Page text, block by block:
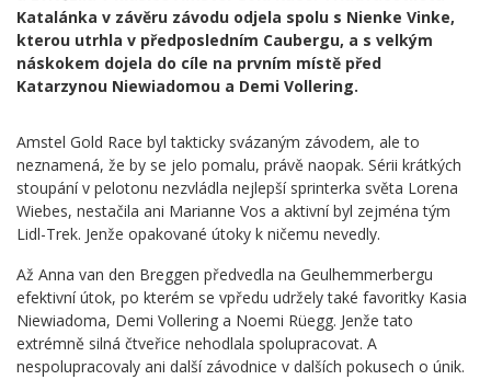
Katalánka v závěru závodu odjela spolu s Nienke Vinke,
kterou utrhla v předposledním Caubergu, a s velkým
náskokem dojela do cíle na prvním místě před
Katarzynou Niewiadomou a Demi Vollering.
Amstel Gold Race byl takticky svázaným závodem, ale to
neznamená, že by se jelo pomalu, právě naopak. Sérii krátkých
stoupání v pelotonu nezvládla nejlepší sprinterka světa Lorena
Wiebes, nestačila ani Marianne Vos a aktivní byl zejména tým
Lidl-Trek. Jenže opakované útoky k ničemu nevedly.
Až Anna van den Breggen předvedla na Geulhemmerbergu
efektivní útok, po kterém se vpředu udržely také favoritky Kasia
Niewiadoma, Demi Vollering a Noemi Rüegg. Jenže tato
extrémně silná čtveřice nehodlala spolupracovat. A
nespolupracovaly ani další závodnice v dalších pokusech o únik.